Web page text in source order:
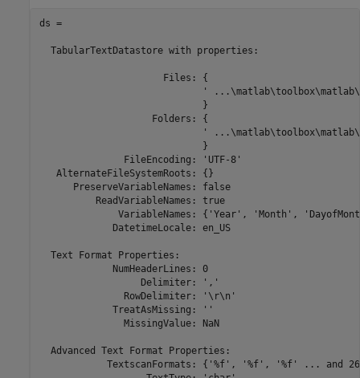
ds =
  TabularTextDatastore with properties:
                      Files: {
'
                             }
                    Folders: {
'
                             }
               FileEncoding: 'UTF-8'
   AlternateFileSystemRoots: {}
      PreserveVariableNames: false
          ReadVariableNames: true
VariableNames: {'Year', 'Month',
             DatetimeLocale: en_US
  Text Format Properties:
             NumHeaderLines: 0
                  Delimiter: ','
               RowDelimiter: '\r\n'
             TreatAsMissing: ''
               MissingValue: NaN
  Advanced Text Format Properties:
TextscanFormats: {'%f', '%f', '%f' ... and